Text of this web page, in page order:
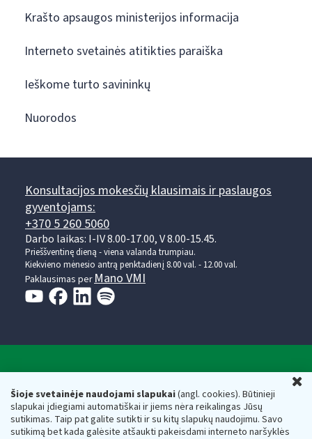
Šioje svetainėje naudojami slapukai(angl. cookies). Būtinieji
slapukai įdiegiami automatiškai ir jiems nėra reikalingas Jūsų
sutikimas. Taip pat galite sutikti ir su kitų slapukų naudojimu. Savo
sutikimą bet kada galėsite atšaukti pakeisdami interneto naršyklės
Krašto apsaugos ministerijos informacija
Interneto svetainės atitikties paraiška
Ieškome turto savininkų
Nuorodos
Konsultacijos mokesčių klausimais ir paslaugos
gyventojams:
+370 5 260 5060
Darbo laikas: I-IV 8.00-17.00, V 8.00-15.45.
Prieššventinę dieną - viena valanda trumpiau.
Kiekvieno mėnesio antrą penktadienį 8.00 val. - 12.00 val.
Paklausimas per Mano VMI
Respublikos finansų ministerijos
Biudžetinė įstaiga. Juridinio asmens kodas — 188659752,
adresas: Vasario 16-osios g. 14, 01107 Vilnius, Lietuva, el.paštas: